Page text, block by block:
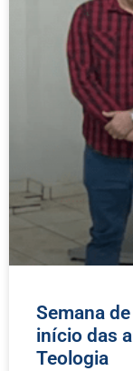
Semana
início das
Teologia